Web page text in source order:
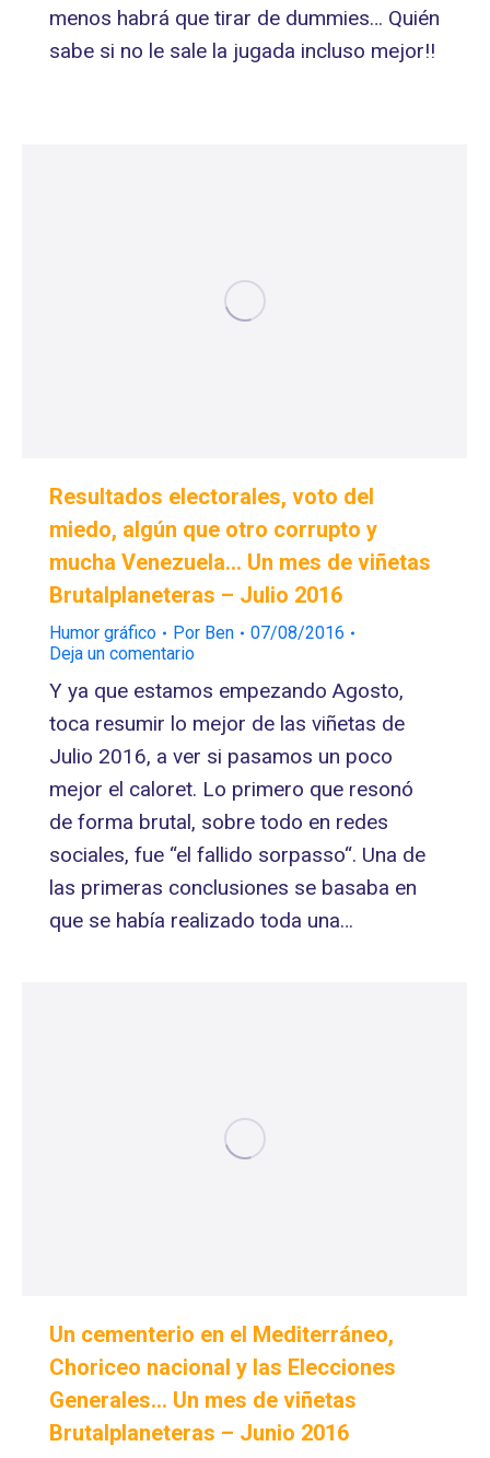
menos habrá que tirar de dummies… Quién
sabe si no le sale la jugada incluso mejor!!
Resultados electorales, voto del
miedo, algún que otro corrupto y
mucha Venezuela… Un mes de viñetas
Brutalplaneteras – Julio 2016
Humor gráfico Por Ben
07/08/2016
Deja un comentario
Y ya que estamos empezando Agosto,
toca resumir lo mejor de las viñetas de
Julio 2016, a ver si pasamos un poco
mejor el caloret. Lo primero que resonó
de forma brutal, sobre todo en redes
sociales, fue “el fallido sorpasso“. Una de
las primeras conclusiones se basaba en
que se había realizado toda una…
Un cementerio en el Mediterráneo,
Choriceo nacional y las Elecciones
Generales… Un mes de viñetas
Brutalplaneteras – Junio 2016